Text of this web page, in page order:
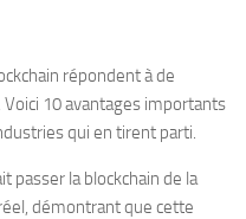
répondent à de
10 avantages importants
qui en tirent parti.
passer la blockchain de la
démontrant que cette